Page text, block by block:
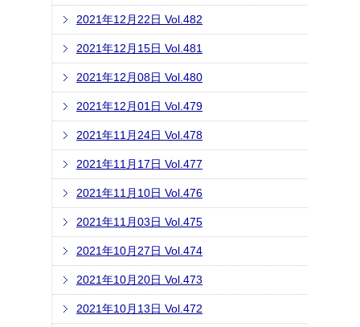
2021年12月22日 Vol.482
2021年12月15日 Vol.481
2021年12月08日 Vol.480
2021年12月01日 Vol.479
2021年11月24日 Vol.478
2021年11月17日 Vol.477
2021年11月10日 Vol.476
2021年11月03日 Vol.475
2021年10月27日 Vol.474
2021年10月20日 Vol.473
2021年10月13日 Vol.472